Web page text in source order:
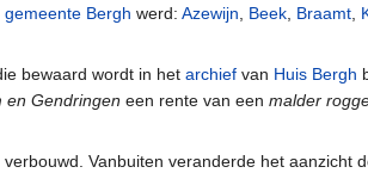
gemeente Bergh werd: Azewijn, Beek, Braamt,
bewaard wordt in het archief van Huis Bergh
en Gendringen een rente van een malder
Vanbuiten veranderde het aanzicht